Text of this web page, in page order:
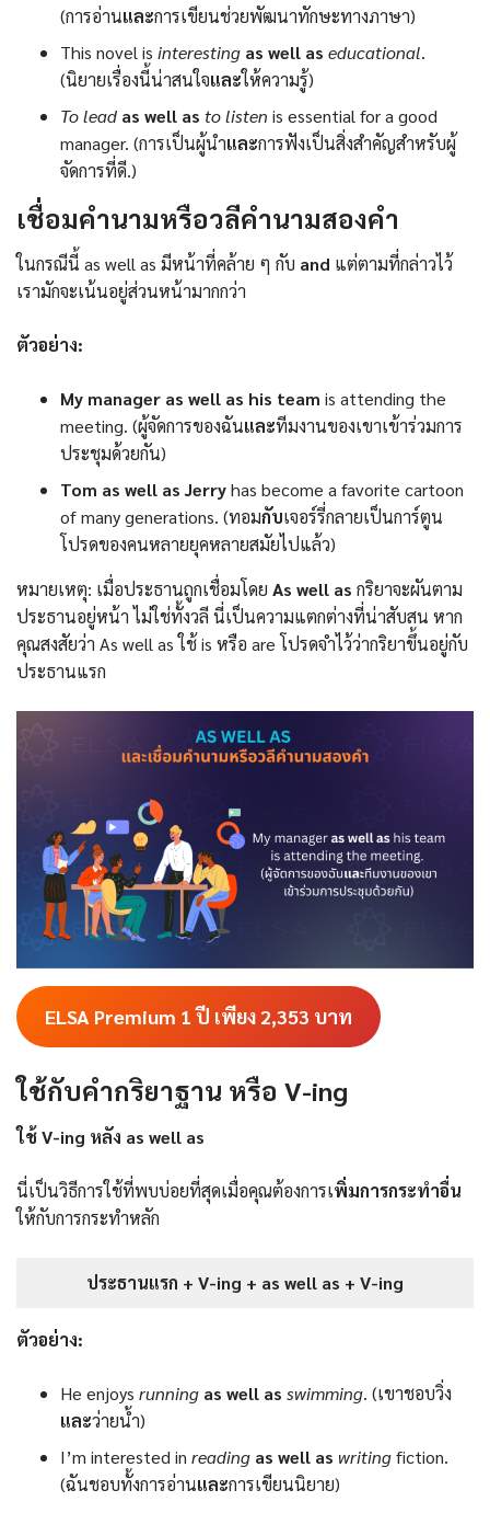
(การอ่านและการเขียนช่วยพัฒนาทักษะทางภาษา)
This novel is interesting as well as educational.
(นิยายเรื่องนี้น่าสนใจและให้ความรู้)
To lead as well as to listen is essential for a good
manager. (การเป็นผู้นำและการฟังเป็นสิ่งสำคัญสำหรับผู้
จัดการที่ดี.)
เชื่อมคำนามหรือวลีคำนามสองคำ
ในกรณีนี้ as well as มีหน้าที่คล้าย ๆ กับ and แต่ตามที่กล่าวไว้
เรามักจะเน้นอยู่ส่วนหน้ามากกว่า
ตัวอย่าง:
My manager as well as his team is attending the
meeting. (ผู้จัดการของฉันและทีมงานของเขาเข้าร่วมการ
ประชุมด้วยกัน)
Tom as well as Jerryhas become a favorite cartoon
of many generations. (ทอมกับเจอร์รี่กลายเป็นการ์ตูน
โปรดของคนหลายยุคหลายสมัยไปแล้ว)
หมายเหตุ: เมื่อประธานถูกเชื่อมโดย As well as กริยาจะผันตาม
ประธานอยู่หน้า ไม่ใช่ทั้งวลี นี่เป็นความแตกต่างที่น่าสับสน หาก
คุณสงสัยว่า As well as ใช้ is หรือ are โปรดจำไว้ว่ากริยาขึ้นอยู่กับ
ประธานแรก
ELSA Premium 1 ปี เพียง 2,353 บาท
ใช้กับคำกริยาฐาน หรือ V-ing
ใช้ V-ing หลัง as well as
นี่เป็นวิธีการใช้ที่พบบ่อยที่สุดเมื่อคุณต้องการเพิ่มการกระทําอื่น
ให้กับการกระทําหลัก
ประธานแรก + V-ing + as well as + V-ing
ตัวอย่าง:
He enjoys running as well as swimming. (เขาชอบวิ่ง
และว่ายน้ำ)
I’m interested in reading as well as writingfiction.
(ฉันชอบทั้งการอ่านและการเขียนนิยาย)